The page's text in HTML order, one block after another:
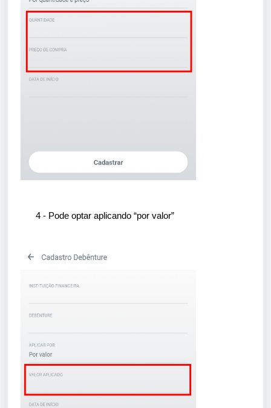
4 - Pode optar aplicando “por valor”